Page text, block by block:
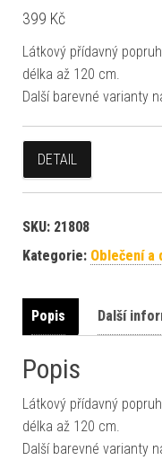
399 Kč
Látkový přídavný
délka až 120 cm.
Další barevné varianty
DETAIL
SKU: 21808
Kategorie: Oblečení a
Popis Další
Popis
Látkový přídavný
délka až 120 cm.
Další barevné varianty